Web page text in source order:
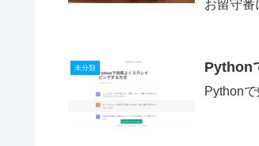
お留守番
未分類 Python
Python